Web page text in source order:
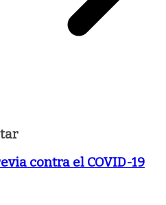
contra el COVID-19